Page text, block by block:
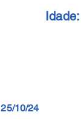
Idade:
25/10/24